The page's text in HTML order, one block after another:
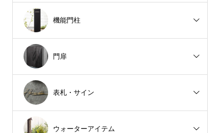
機能門柱
門扉
表札・サイン
ウォーターアイテム